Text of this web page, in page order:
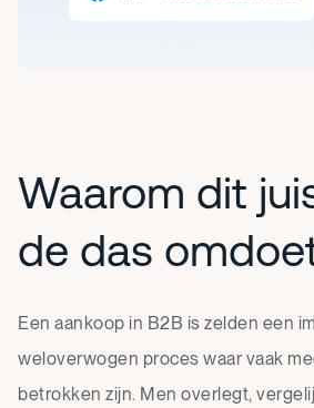
Waarom dit
de das
Een aankoop in B2B is zelden een
weloverwogen proces waar vaak
betrokken zijn. Men overlegt,